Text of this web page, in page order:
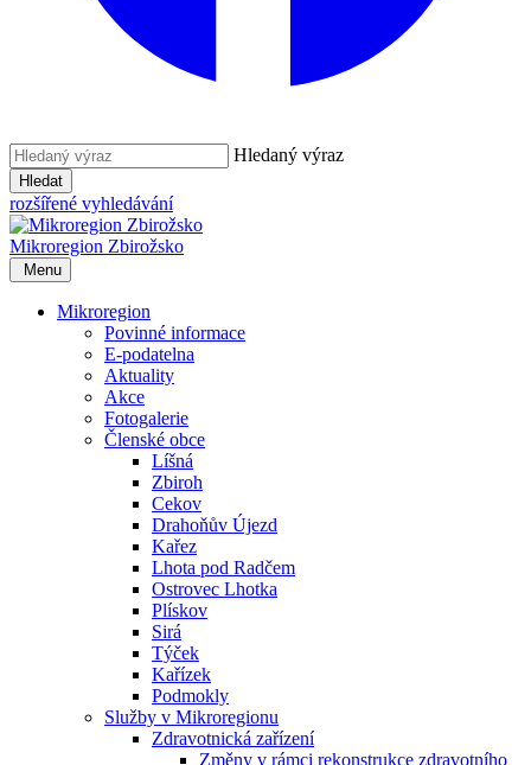
Hledaný výraz
Hledat
rozšířené vyhledávání
Mikroregion Zbirožsko
Menu
Mikroregion
Povinné informace
E-podatelna
Aktuality
Akce
Fotogalerie
Členské obce
Líšná
Zbiroh
Cekov
Drahoňův Újezd
Kařez
Lhota pod Radčem
Ostrovec Lhotka
Plískov
Sirá
Týček
Kařízek
Podmokly
Služby v Mikroregionu
Zdravotnická zařízení
Změny v rámci rekonstrukce zdravotního